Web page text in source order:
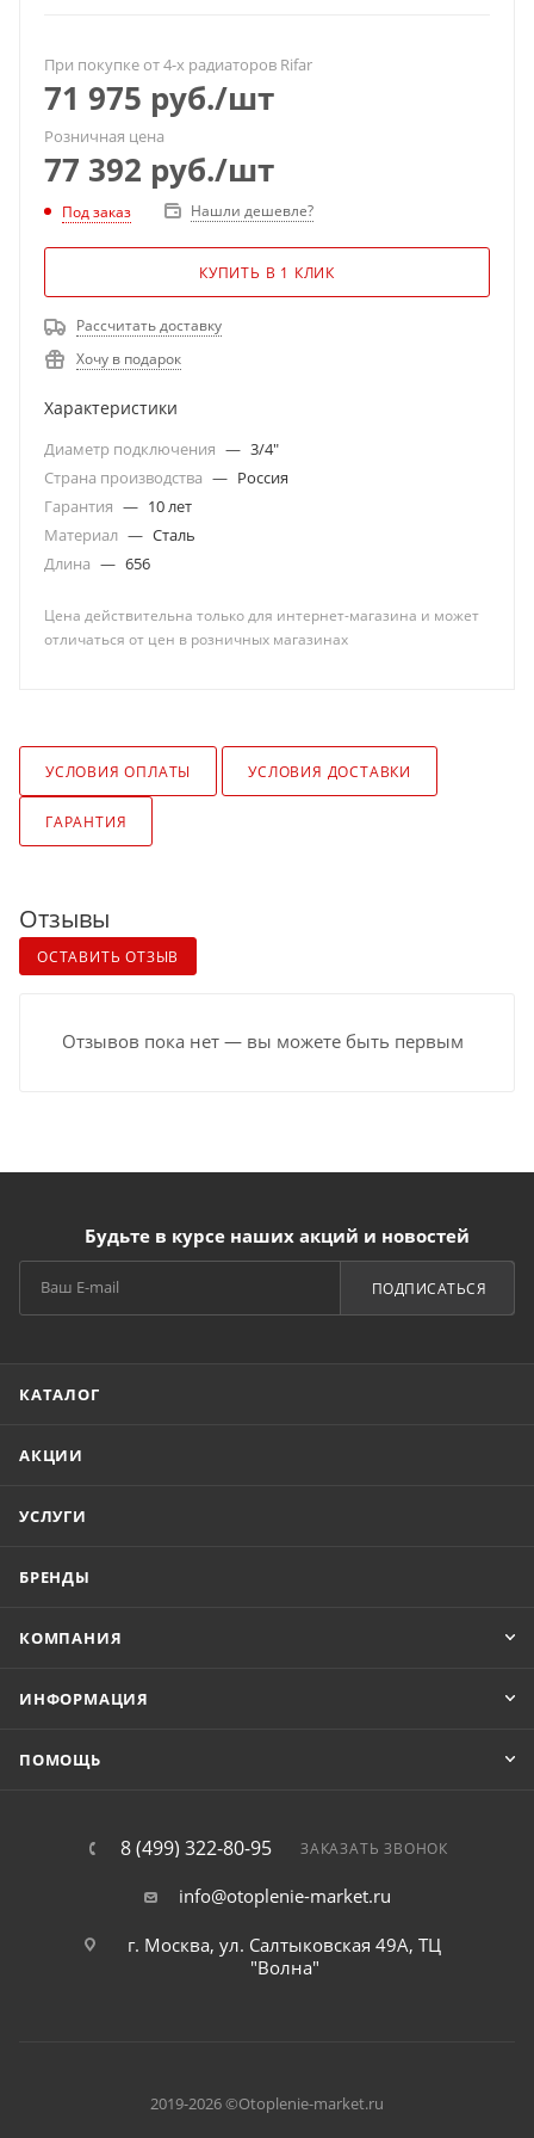
При покупке от 4-х радиаторов Rifar
71 975 руб./шт
Розничная цена
77 392 руб./шт
Под заказ Нашли дешевле?
КУПИТЬ В 1 КЛИК
Рассчитать доставку
Хочу в подарок
Характеристики
Диаметр подключения — 3/4"
Страна производства — Россия
Гарантия — 10 лет
Материал — Сталь
Длина — 656
Цена действительна только для интернет-магазина и может
отличаться от цен в розничных магазинах
УСЛОВИЯ ОПЛАТЫ УСЛОВИЯ ДОСТАВКИ
ГАРАНТИЯ
Отзывы
ОСТАВИТЬ ОТЗЫВ
Отзывов пока нет — вы можете быть первым
Будьте в курсе наших акций и новостей
ПОДПИСАТЬСЯ
КАТАЛОГ
АКЦИИ
УСЛУГИ
БРЕНДЫ
КОМПАНИЯ
ИНФОРМАЦИЯ
ПОМОЩЬ
8 (499) 322-80-95 ЗАКАЗАТЬ ЗВОНОК
info@otoplenie-market.ru
г. Москва, ул. Салтыковская 49А, ТЦ
"Волна"
2019-2026 ©Otoplenie-market.ru